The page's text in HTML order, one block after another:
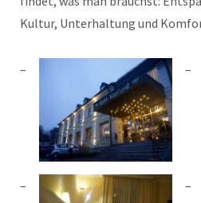
Kultur, Unterhaltung und